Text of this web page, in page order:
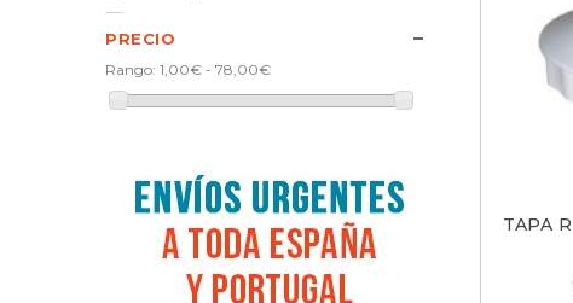
PRECIO
Rango: 1,00€ - 78,00€
TAPA